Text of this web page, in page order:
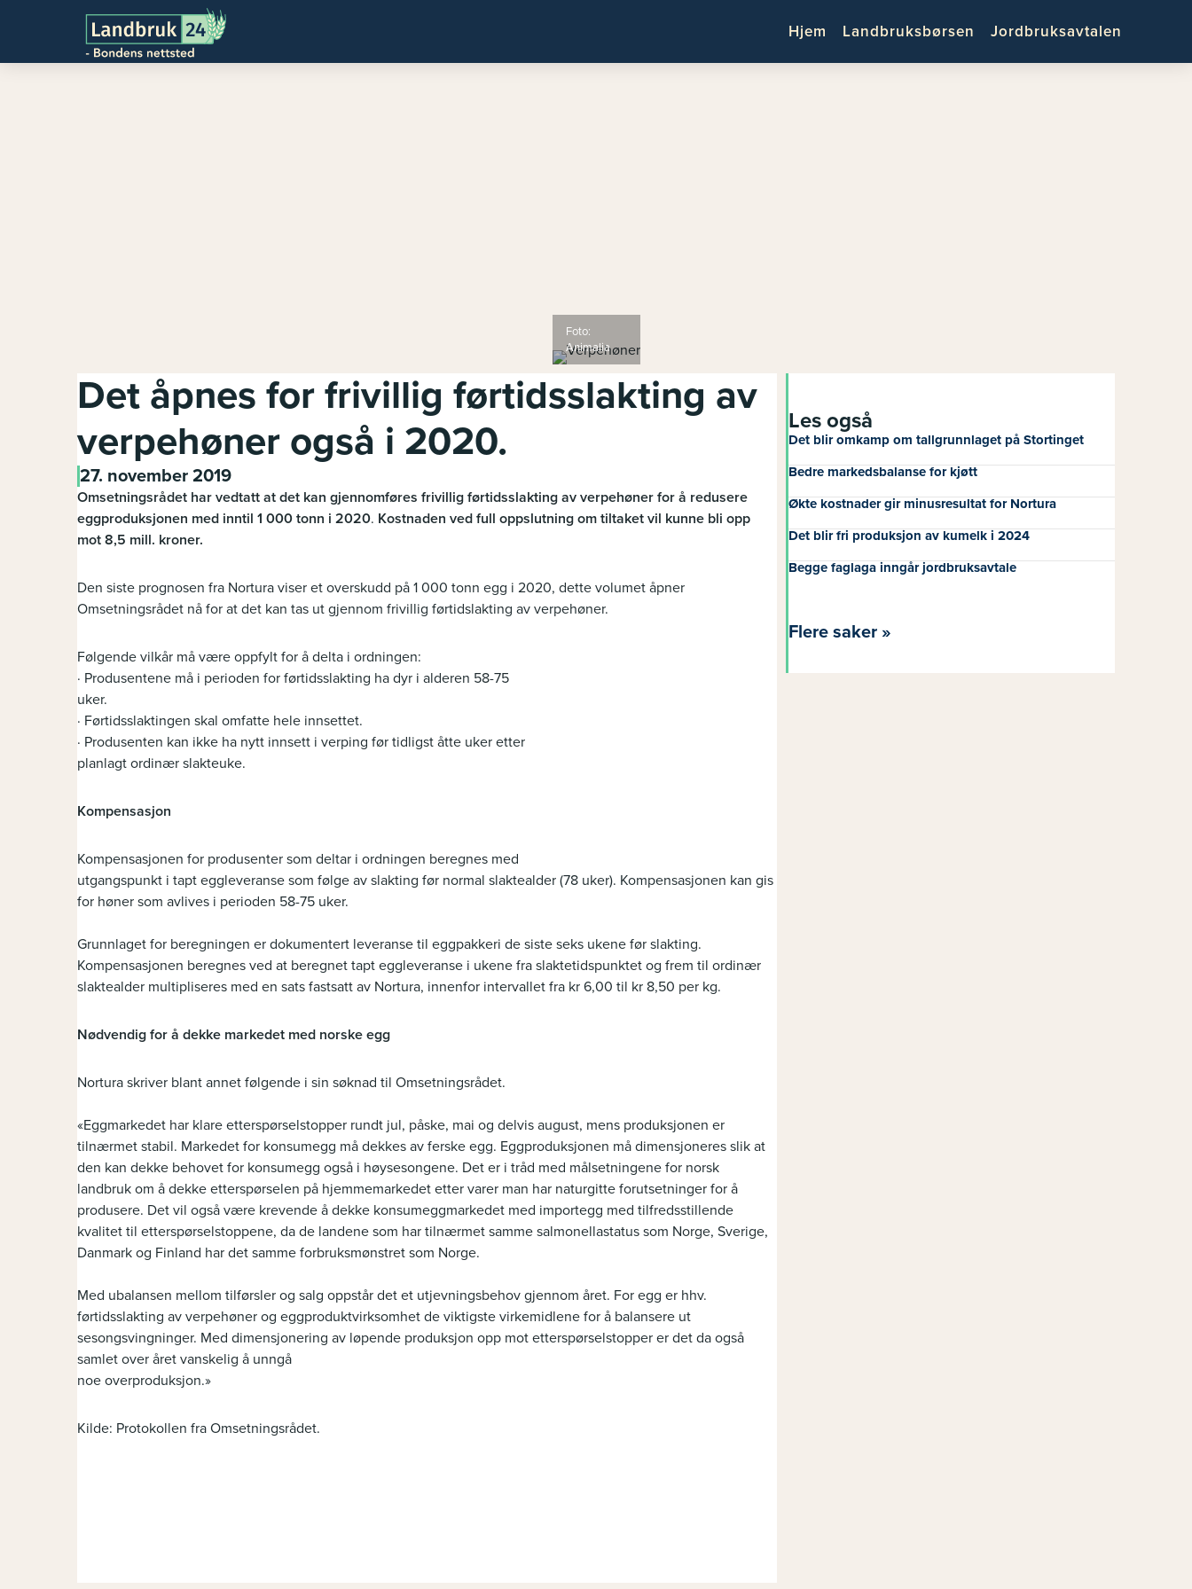
Hjem Landbruksbørsen Jordbruksavtalen
Foto:
Animalia
Det åpnes for frivillig førtidsslakting av
verpehøner også i 2020.
27. november 2019
Omsetningsrådet har vedtatt at det kan gjennomføres frivillig førtidsslakting av verpehøner for å redusere
eggproduksjonen med inntil 1 000 tonn i 2020. Kostnaden ved full oppslutning om tiltaket vil kunne bli opp
mot 8,5 mill. kroner.
Den siste prognosen fra Nortura viser et overskudd på 1 000 tonn egg i 2020, dette volumet åpner
Omsetningsrådet nå for at det kan tas ut gjennom frivillig førtidslakting av verpehøner.
Følgende vilkår må være oppfylt for å delta i ordningen:
· Produsentene må i perioden for førtidsslakting ha dyr i alderen 58-75
uker.
· Førtidsslaktingen skal omfatte hele innsettet.
· Produsenten kan ikke ha nytt innsett i verping før tidligst åtte uker etter
planlagt ordinær slakteuke.
Kompensasjon
Kompensasjonen for produsenter som deltar i ordningen beregnes med
utgangspunkt i tapt eggleveranse som følge av slakting før normal slaktealder (78 uker). Kompensasjonen kan gis
for høner som avlives i perioden 58-75 uker.
Grunnlaget for beregningen er dokumentert leveranse til eggpakkeri de siste seks ukene før slakting.
Kompensasjonen beregnes ved at beregnet tapt eggleveranse i ukene fra slaktetidspunktet og frem til ordinær
slaktealder multipliseres med en sats fastsatt av Nortura, innenfor intervallet fra kr 6,00 til kr 8,50 per kg.
Nødvendig for å dekke markedet med norske egg
Nortura skriver blant annet følgende i sin søknad til Omsetningsrådet.
«Eggmarkedet har klare etterspørselstopper rundt jul, påske, mai og delvis august, mens produksjonen er
tilnærmet stabil. Markedet for konsumegg må dekkes av ferske egg. Eggproduksjonen må dimensjoneres slik at
den kan dekke behovet for konsumegg også i høysesongene. Det er i tråd med målsetningene for norsk
landbruk om å dekke etterspørselen på hjemmemarkedet etter varer man har naturgitte forutsetninger for å
produsere. Det vil også være krevende å dekke konsumeggmarkedet med importegg med tilfredsstillende
kvalitet til etterspørselstoppene, da de landene som har tilnærmet samme salmonellastatus som Norge, Sverige,
Danmark og Finland har det samme forbruksmønstret som Norge.
Med ubalansen mellom tilførsler og salg oppstår det et utjevningsbehov gjennom året. For egg er hhv.
førtidsslakting av verpehøner og eggproduktvirksomhet de viktigste virkemidlene for å balansere ut
sesongsvingninger. Med dimensjonering av løpende produksjon opp mot etterspørselstopper er det da også
samlet over året vanskelig å unngå
noe overproduksjon.»
Kilde: Protokollen fra Omsetningsrådet.
Les også
Det blir omkamp om tallgrunnlaget på Stortinget
Bedre markedsbalanse for kjøtt
Økte kostnader gir minusresultat for Nortura
Det blir fri produksjon av kumelk i 2024
Begge faglaga inngår jordbruksavtale
Flere saker »